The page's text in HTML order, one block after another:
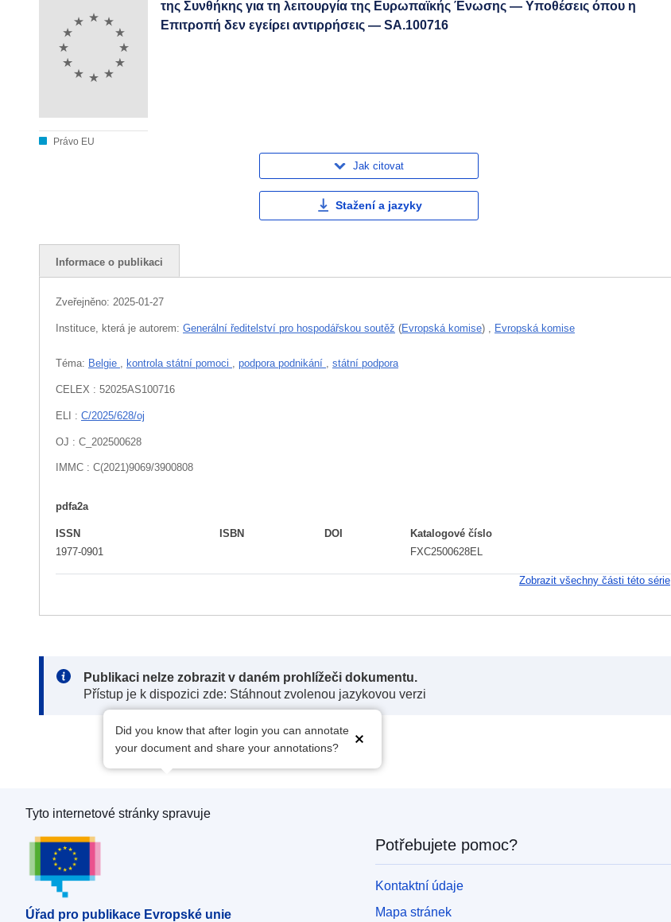
Právo EU
της Συνθήκης για τη λειτουργία της Ευρωπαϊκής Ένωσης — Υποθέσεις όπου η
Επιτροπή δεν εγείρει αντιρρήσεις — SA.100716
Jak citovat
Stažení a jazyky
Informace o publikaci
Zveřejněno: 2025-01-27
Instituce, která je autorem: Generální ředitelství pro hospodářskou soutěž (Evropská komise) , Evropská komise
Téma: Belgie , kontrola státní pomoci , podpora podnikání , státní podpora
CELEX : 52025AS100716
ELI : C/2025/628/oj
OJ : C_202500628
IMMC : C(2021)9069/3900808
pdfa2a
ISSN
1977-0901
ISBN DOI
Katalogové číslo
FXC2500628EL
Zobrazit všechny části této série
Note:
Publikaci nelze zobrazit v daném prohlížeči dokumentu.
Přístup je k dispozici zde: Stáhnout zvolenou jazykovou verzi
Did you know that after login you can annotate
your document and share your annotations?
Úřad pro publikace Evropské unie
Tyto internetové stránky spravuje
Úřad pro publikace Evropské unie
Potřebujete pomoc?
Kontaktní údaje
Mapa stránek